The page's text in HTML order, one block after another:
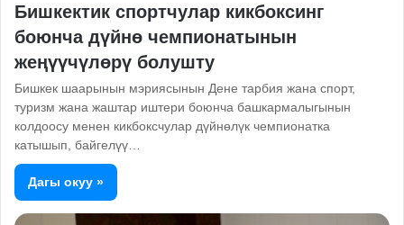
Бишкектик спортчулар кикбоксинг
боюнча дүйнө чемпионатынын
жеңүүчүлөрү болушту
Бишкек шаарынын мэриясынын Дене тарбия жана спорт,
туризм жана жаштар иштери боюнча башкармалыгынын
колдоосу менен кикбоксчулар дүйнөлүк чемпионатка
катышып, байгелүү…
Дагы окуу »